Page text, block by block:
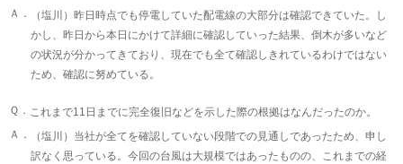
Ａ．
（塩川）昨日時点でも停電していた配電線の大部分は確認できていた。し
かし、昨日から本日にかけて詳細に確認していった結果、倒木が多いなど
の状況が分かってきており、現在でも全て確認しきれているわけではない
ため、確認に努めている。
Ｑ． これまで11日までに完全復旧などを示した際の根拠はなんだったのか。
Ａ．
（塩川）当社が全てを確認していない段階での見通しであったため、申し
訳なく思っている。今回の台風は大規模ではあったものの、これまでの経